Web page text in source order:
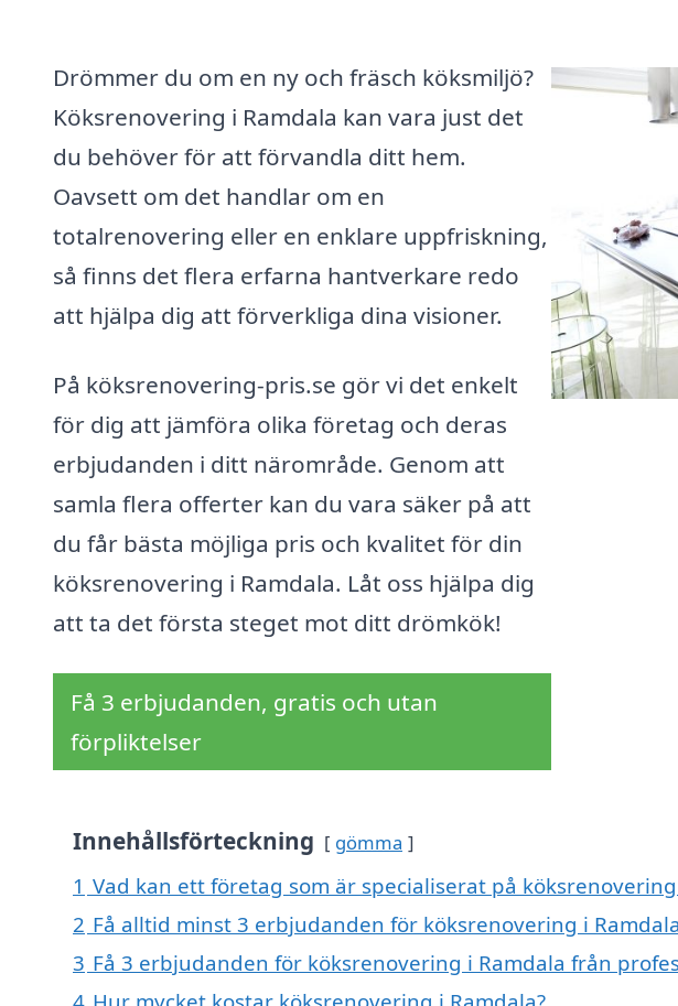
Drömmer du om en ny och fräsch köksmiljö?
Köksrenovering i Ramdala kan vara just det
du behöver för att förvandla ditt hem.
Oavsett om det handlar om en
totalrenovering eller en enklare uppfriskning,
så finns det flera erfarna hantverkare redo
att hjälpa dig att förverkliga dina visioner.
På köksrenovering-pris.se gör vi det enkelt
för dig att jämföra olika företag och deras
erbjudanden i ditt närområde. Genom att
samla flera offerter kan du vara säker på att
du får bästa möjliga pris och kvalitet för din
köksrenovering i Ramdala. Låt oss hjälpa dig
att ta det första steget mot ditt drömkök!
Få 3 erbjudanden, gratis och utan
förpliktelser
Innehållsförteckning gömma
1 Vad kan ett företag som är specialiserat på
2 Få alltid minst 3 erbjudanden för köksrenovering i Ramdala
3 Få 3 erbjudanden för köksrenovering i Ramdala från